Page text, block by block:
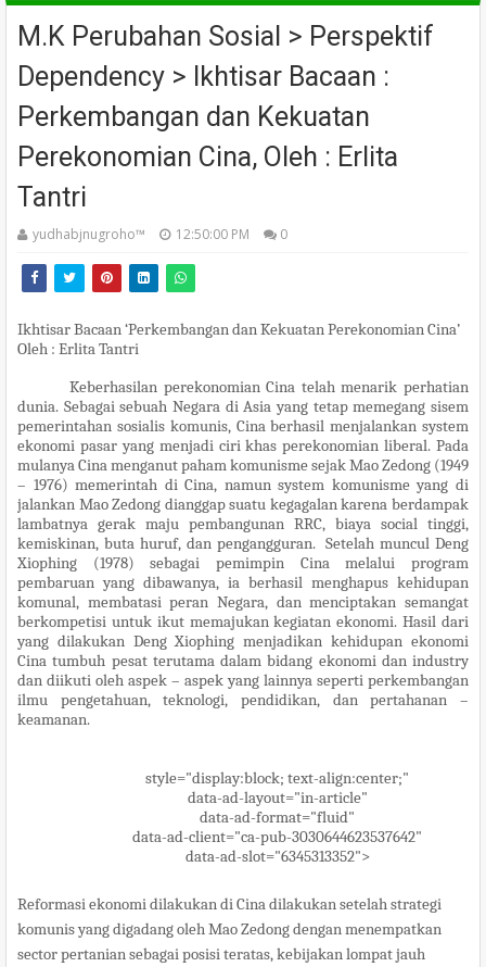
M.K Perubahan Sosial > Perspektif
Dependency > Ikhtisar Bacaan :
Perkembangan dan Kekuatan
Perekonomian Cina, Oleh : Erlita
Tantri
yudhabjnugroho™️ 12:50:00 PM 0
Ikhtisar Bacaan ‘Perkembangan dan Kekuatan Perekonomian Cina’
Oleh : Erlita Tantri
Keberhasilan perekonomian Cina telah menarik perhatian
dunia. Sebagai sebuah Negara di Asia yang tetap memegang sisem
pemerintahan sosialis komunis, Cina berhasil menjalankan system
ekonomi pasar yang menjadi ciri khas perekonomian liberal. Pada
mulanya Cina menganut paham komunisme sejak Mao Zedong (1949
– 1976) memerintah di Cina, namun system komunisme yang di
jalankan Mao Zedong dianggap suatu kegagalan karena berdampak
lambatnya gerak maju pembangunan RRC, biaya social tinggi,
kemiskinan, buta huruf, dan pengangguran. Setelah muncul Deng
Xiophing (1978) sebagai pemimpin Cina melalui program
pembaruan yang dibawanya, ia berhasil menghapus kehidupan
komunal, membatasi peran Negara, dan menciptakan semangat
berkompetisi untuk ikut memajukan kegiatan ekonomi. Hasil dari
yang dilakukan Deng Xiophing menjadikan kehidupan ekonomi
Cina tumbuh pesat terutama dalam bidang ekonomi dan industry
dan diikuti oleh aspek – aspek yang lainnya seperti perkembangan
ilmu pengetahuan, teknologi, pendidikan, dan pertahanan –
keamanan.
style="display:block; text-align:center;"
data-ad-layout="in-article"
data-ad-format="fluid"
data-ad-client="ca-pub-3030644623537642"
data-ad-slot="6345313352">
Reformasi ekonomi dilakukan di Cina dilakukan setelah strategi
komunis yang digadang oleh Mao Zedong dengan menempatkan
sector pertanian sebagai posisi teratas, kebijakan lompat jauh